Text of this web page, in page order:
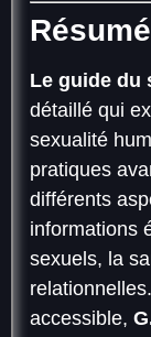
Le guide du
détaillé qui
sexualité
pratiques
différents
informations
sexuels, la
accessible,